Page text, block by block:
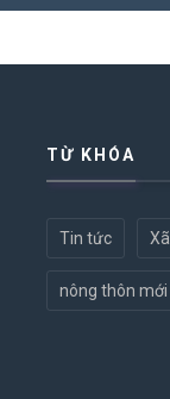
TỪ KHÓA
Tin tức
nông thôn mới